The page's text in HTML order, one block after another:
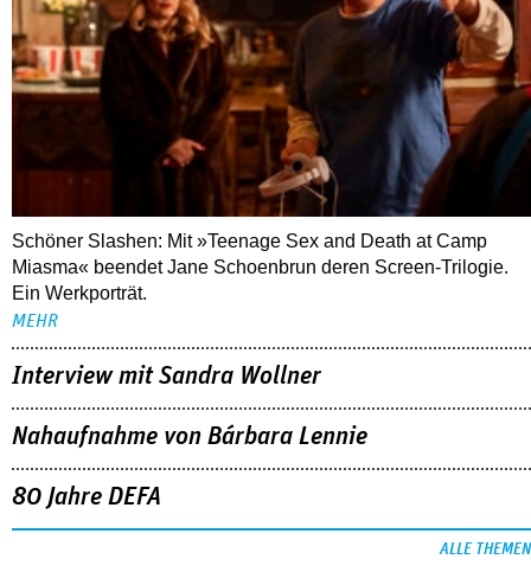
Schöner Slashen: Mit »Teenage Sex and Death at Camp
Miasma« beendet Jane Schoenbrun deren Screen-Trilogie.
Ein Werkporträt.
MEHR
Interview mit Sandra Wollner
Nahaufnahme von Bárbara Lennie
80 Jahre DEFA
ALLE THEMEN